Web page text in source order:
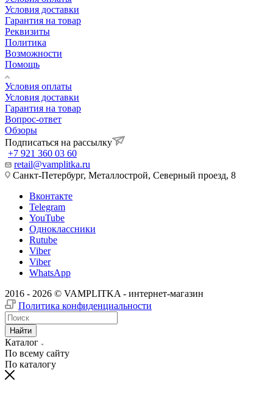
Условия доставки
Гарантия на товар
Реквизиты
Политика
Возможности
Помощь
Условия оплаты
Условия доставки
Гарантия на товар
Вопрос-ответ
Обзоры
Подписаться на рассылку
+7 921 360 03 60
retail@vamplitka.ru
Санкт-Петербург, Металлострой, Северный проезд, 8
Вконтакте
Telegram
YouTube
Одноклассники
Rutube
Viber
Viber
WhatsApp
2016 - 2026 © VAMPLITKA - интернет-магазин
Политика конфиденциальности
Найти
Каталог
По всему сайту
По каталогу